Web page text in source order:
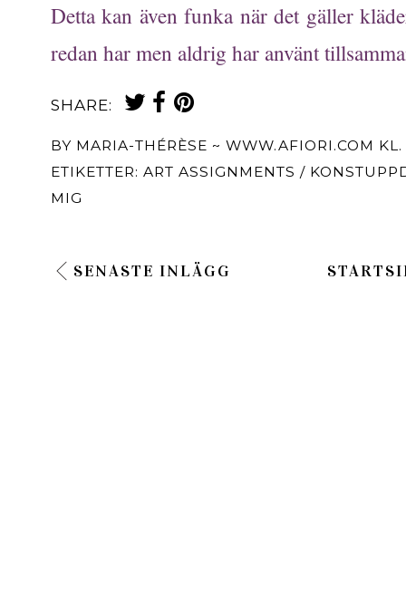
Detta kan även funka när det gäller
redan har men aldrig har använt
SHARE:
BY MARIA-THÉRÈSE ~ WWW.AFIORI.COM KL.
ETIKETTER: ART ASSIGNMENTS /
MIG
SENASTE INLÄGG